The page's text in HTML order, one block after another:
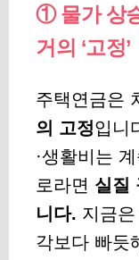
① 물가 상
거의 ‘고정’
주택연금은
의 고정입니
·생활비는
로라면 실질
니다. 지금
각보다 빠듯